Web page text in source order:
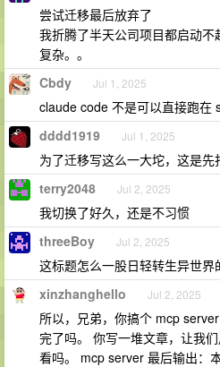
尝试迁移最后放弃了
我折腾了半天公司项目都启动
复杂。。
Cbdy Jul 1, 2025
claude code 不是可以直接跑在
dddd1919 Jul 1, 2025
为了迁移写这么一大坨，这是
terry2048 Jul 2, 2025
我切换了好久，还是不习惯
threeBoy Jul 2, 2025
这标题怎么一股日轻转生异世界
xinzhanghello Jul 2, 2025
所以，兄弟，你搞个 mcp
完了吗。 你写一堆文章，让我
看吗。 mcp server 最后输出：